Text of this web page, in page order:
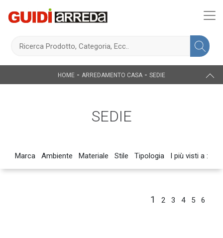
HOME - ARREDAMENTO CASA - SEDIE
SEDIE
Marca Ambiente Materiale Stile Tipologia I più visti a :
1 2 3 4 5 6